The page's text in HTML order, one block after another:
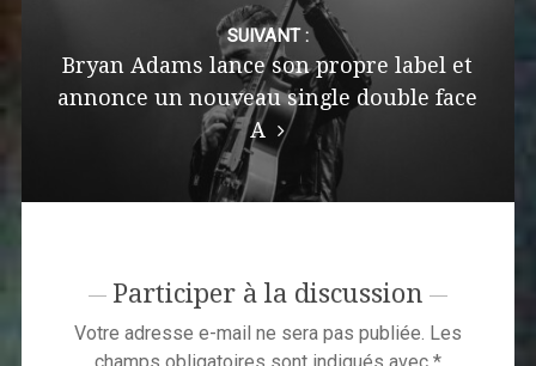
SUIVANT :
Bryan Adams lance son propre label et
annonce un nouveau single double face
A
Participer à la discussion
Votre adresse e-mail ne sera pas publiée. Les